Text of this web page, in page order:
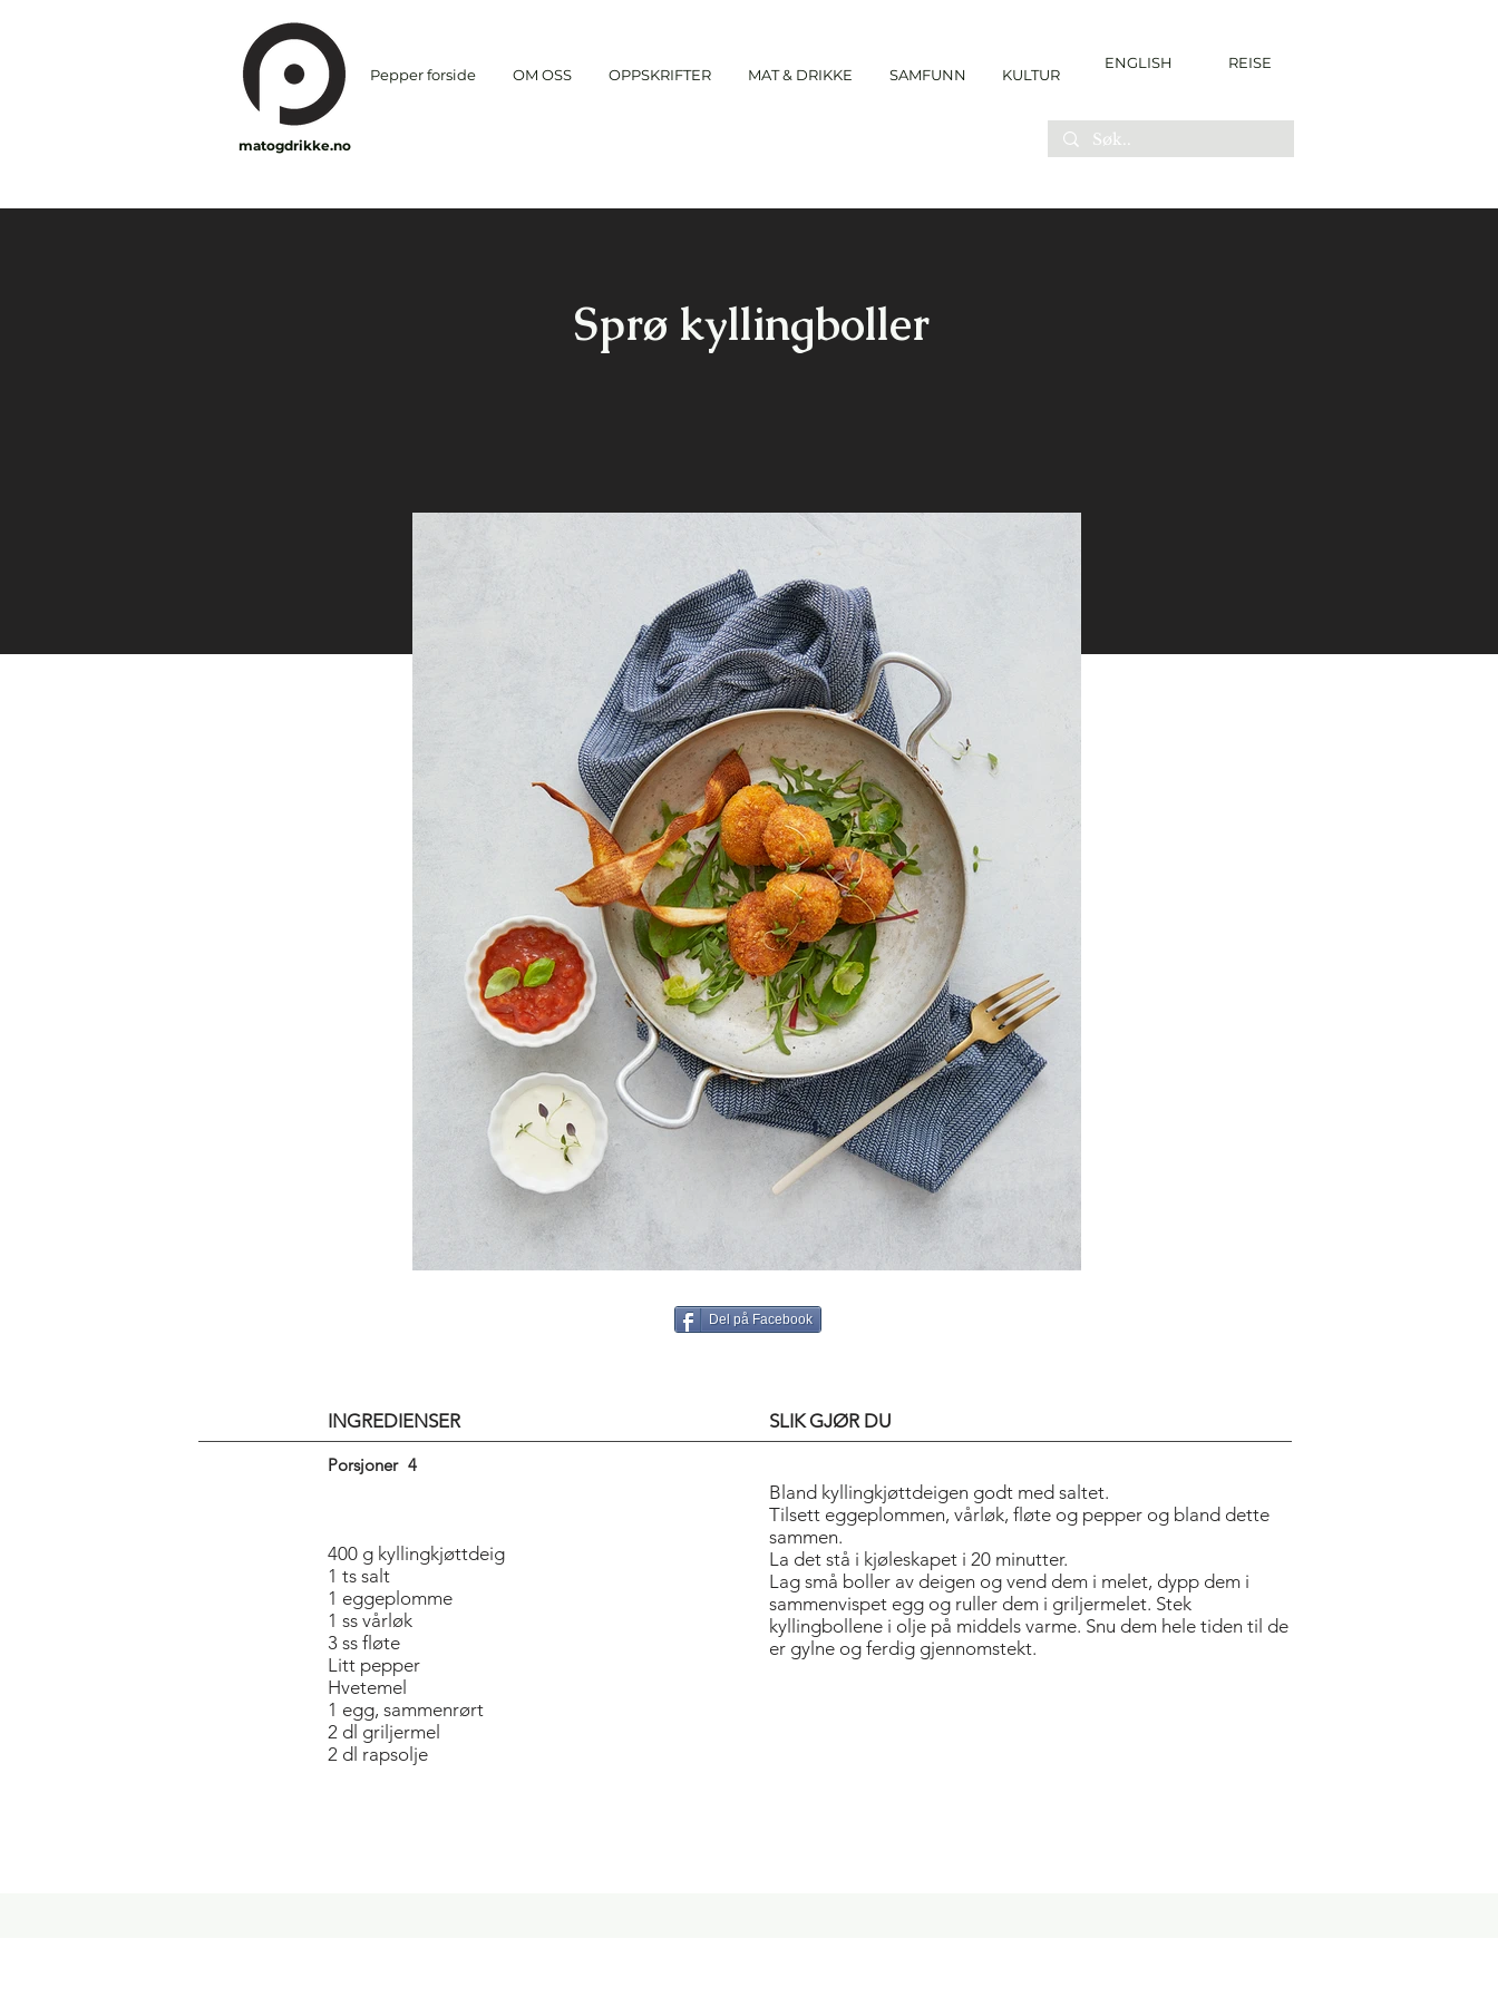
Pepper forside OM OSS OPPSKRIFTER MAT & DRIKKE SAMFUNN KULTUR
ENGLISH REISE
matogdrikke.no
Sprø kyllingboller
Del på Facebook
INGREDIENSER SLIK GJØR DU
Porsjoner 4
400 g kyllingkjøttdeig
1 ts salt
1 eggeplomme
1 ss vårløk
3 ss fløte
Litt pepper
Hvetemel
1 egg, sammenrørt
2 dl griljermel
2 dl rapsolje
Bland kyllingkjøttdeigen godt med saltet.
Tilsett eggeplommen, vårløk, fløte og pepper og bland dette
sammen.
La det stå i kjøleskapet i 20 minutter.
Lag små boller av deigen og vend dem i melet, dypp dem i
sammenvispet egg og ruller dem i griljermelet. Stek
kyllingbollene i olje på middels varme. Snu dem hele tiden til de
er gylne og ferdig gjennomstekt.